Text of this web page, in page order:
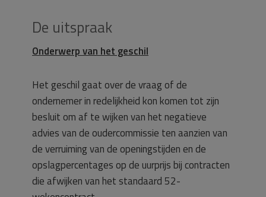
De uitspraak
Onderwerp van het geschil
Het geschil gaat over de vraag of de
ondernemer in redelijkheid kon komen tot zijn
besluit om af te wijken van het negatieve
advies van de oudercommissie ten aanzien van
de verruiming van de openingstijden en de
opslagpercentages op de uurprijs bij contracten
die afwijken van het standaard 52-